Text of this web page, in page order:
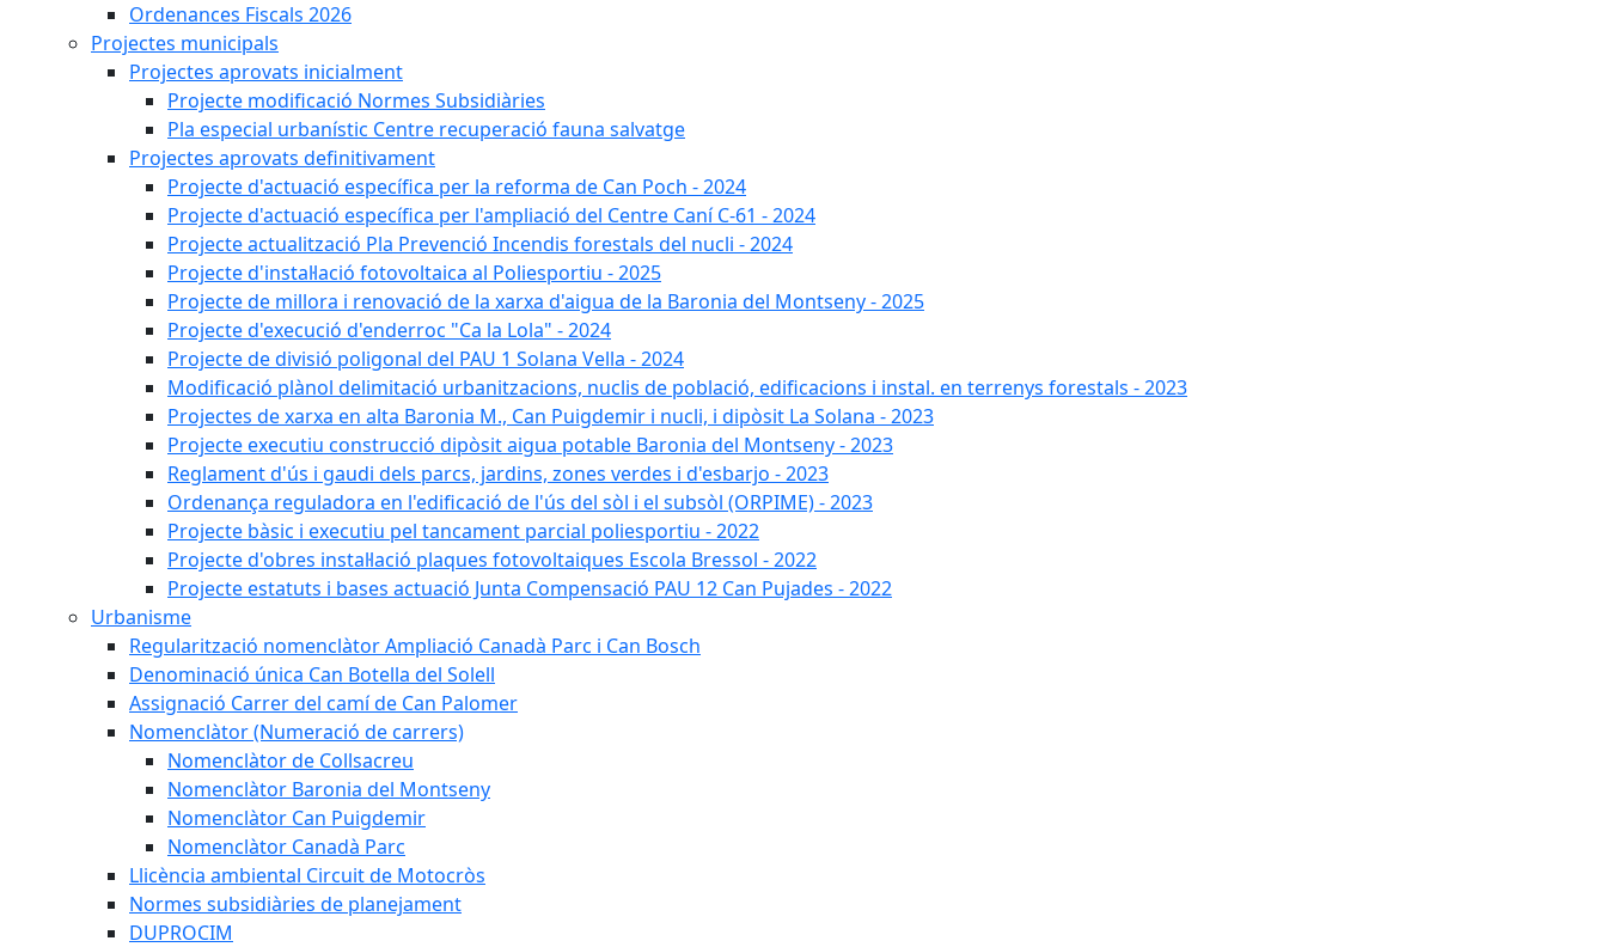
Ordenances Fiscals 2026
Projectes municipals
Projectes aprovats inicialment
Projecte modificació Normes Subsidiàries
Pla especial urbanístic Centre recuperació fauna salvatge
Projectes aprovats definitivament
Projecte d'actuació específica per la reforma de Can Poch - 2024
Projecte d'actuació específica per l'ampliació del Centre Caní C-61 - 2024
Projecte actualització Pla Prevenció Incendis forestals del nucli - 2024
Projecte d'instal·lació fotovoltaica al Poliesportiu - 2025
Projecte de millora i renovació de la xarxa d'aigua de la Baronia del Montseny - 2025
Projecte d'execució d'enderroc "Ca la Lola" - 2024
Projecte de divisió poligonal del PAU 1 Solana Vella - 2024
Modificació plànol delimitació urbanitzacions, nuclis de població, edificacions i instal. en terrenys forestals - 2023
Projectes de xarxa en alta Baronia M., Can Puigdemir i nucli, i dipòsit La Solana - 2023
Projecte executiu construcció dipòsit aigua potable Baronia del Montseny - 2023
Reglament d'ús i gaudi dels parcs, jardins, zones verdes i d'esbarjo - 2023
Ordenança reguladora en l'edificació de l'ús del sòl i el subsòl (ORPIME) - 2023
Projecte bàsic i executiu pel tancament parcial poliesportiu - 2022
Projecte d'obres instal·lació plaques fotovoltaiques Escola Bressol - 2022
Projecte estatuts i bases actuació Junta Compensació PAU 12 Can Pujades - 2022
Urbanisme
Regularització nomenclàtor Ampliació Canadà Parc i Can Bosch
Denominació única Can Botella del Solell
Assignació Carrer del camí de Can Palomer
Nomenclàtor (Numeració de carrers)
Nomenclàtor de Collsacreu
Nomenclàtor Baronia del Montseny
Nomenclàtor Can Puigdemir
Nomenclàtor Canadà Parc
Llicència ambiental Circuit de Motocròs
Normes subsidiàries de planejament
DUPROCIM